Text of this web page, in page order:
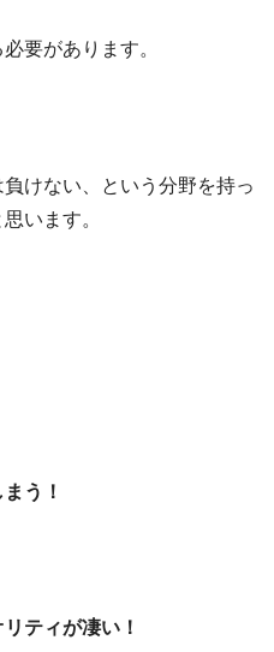
要があります。
けない、という分野を持っ
います。
う！
ティが凄い！